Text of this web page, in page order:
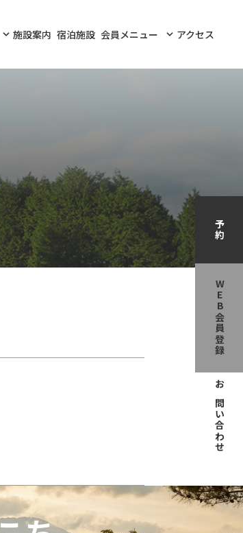
施設案内 宿泊施設 会員メニュー アクセス
予約
WEB会員登録
お問い合わせ